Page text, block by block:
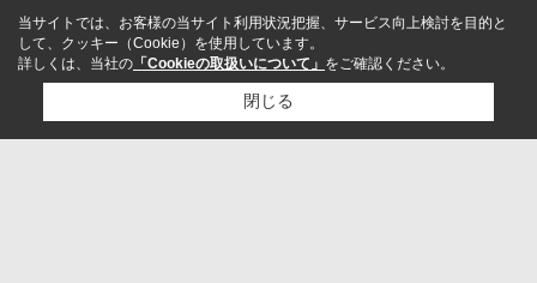
当サイトでは、お客様の当サイト利用状況把握、サービス向上検討を目的と
して、クッキー（Cookie）を使用しています。
詳しくは、当社の 「Cookieの取扱いについて」 をご確認ください。
閉じる